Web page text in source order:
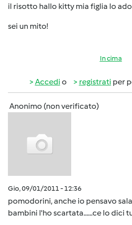
il risotto hallo kitty mia figlia lo
sei un mito!
In cima
Accedi o registrati per
Anonimo (non verificato)
Gio, 09/01/2011 - 12:36
pomodorini, anche io pensavo
bambini l'ho scartata......ce lo dici